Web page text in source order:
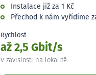
Instalace již za 1 Kč
Přechod k nám vyřídíme
Rychlost
až 2,5 Gbit/s
V závislosti na lokalitě.